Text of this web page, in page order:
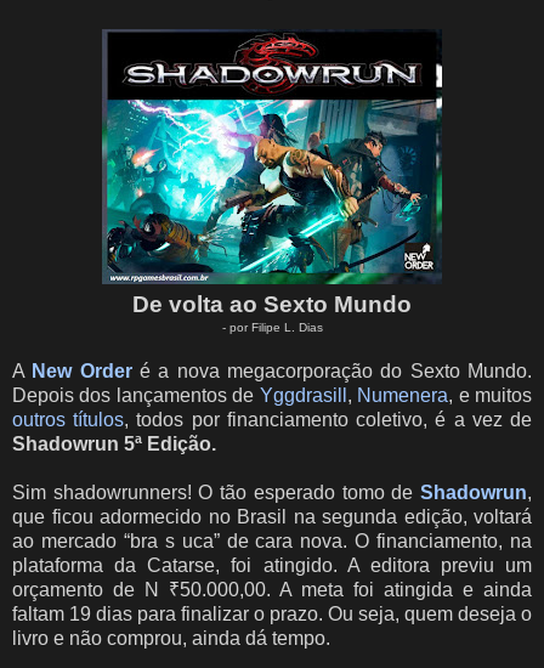
De volta ao Sexto Mundo
- por Filipe L. Dias
A New Orderé a nova megacorporação do Sexto Mundo.
Depois dos lançamentos de Yggdrasill , Numenera, e muitos
outros títulos, todos por financiamento coletivo, é a vez de
Shadowrun 5ª Edição.
Sim shadowrunners! O tão esperado tomo de Shadowrun,
que ficou adormecido no Brasil na segunda edição, voltará
ao mercado “bra s uca” de cara nova. O financiamento, na
plataforma da Catarse, foi atingido. A editora previu um
orçamento de N ₹50.000,00. A meta foi atingida e ainda
faltam 19 dias para finalizar o prazo. Ou seja, quem deseja o
livro e não comprou, ainda dá tempo.